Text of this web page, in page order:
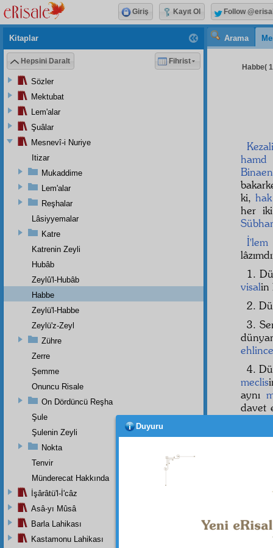
Arama
Habbe(
hamd
ki,hak
her
İ'lem
1.
visalin
2.
3.
ehlince
4.
meclis
aynı
davet
Kitaplar
Hepsini Daralt Fihrist
Sözler
Mektubat
Lem'alar
Şuâlar
Mesnevî-i Nuriye
Itizar
Mukaddime
Lem'alar
Reşhalar
Lâsiyyemalar
Katre
Katrenin Zeyli
Hubâb
Zeylû'l-Hubâb
Habbe
Zeylü'l-Habbe
Zeylü'z-Zeyl
Zühre
Zerre
Şemme
Onuncu Risale
On Dördüncü Reşha
Şule
Şulenin Zeyli
Nokta
Tenvir
Münderecat Hakkında
İşârâtü'l-İ'câz
Asâ-yı Mûsâ
Barla Lahikası
Kastamonu Lahikası
Giriş Kayıt Ol Follow
Duyuru